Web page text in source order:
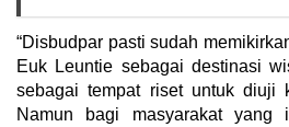
“Disbudpar pasti sudah
Euk Leuntie sebagai destinasi
sebagai tempat riset untuk diuji
Namun bagi masyarakat yang